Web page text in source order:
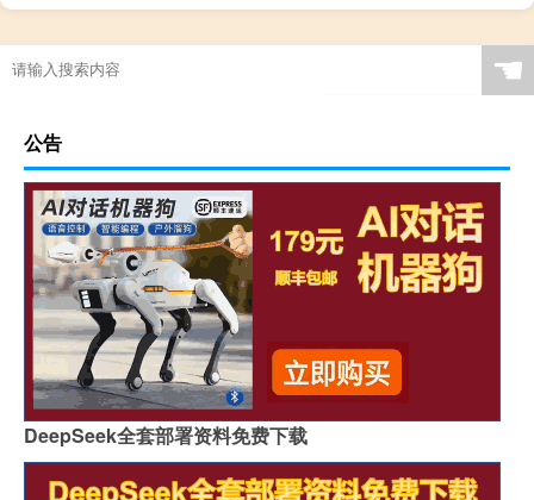
☚
公告
DeepSeek全套部署资料免费下载